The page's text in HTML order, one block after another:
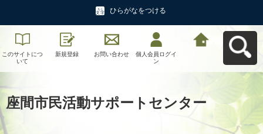
ひらがなをつける
このサイトにつ
いて
新規登録 お問い合わせ
個人会員ログイ
ン
座間市民活動サポートセンター